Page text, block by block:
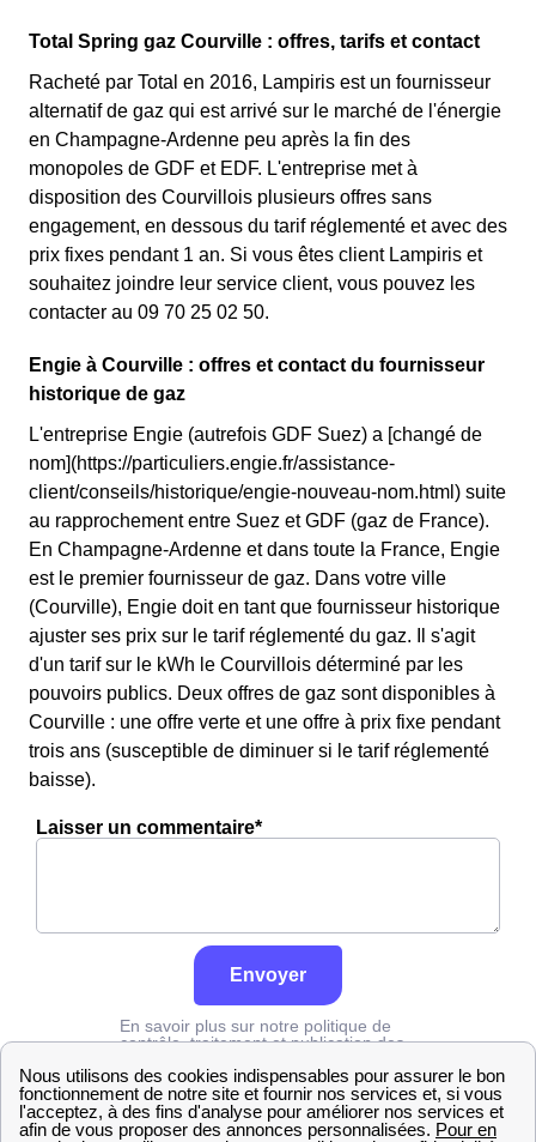
Total Spring gaz Courville : offres, tarifs et contact
Racheté par Total en 2016, Lampiris est un fournisseur
alternatif de gaz qui est arrivé sur le marché de l'énergie
en Champagne-Ardenne peu après la fin des
monopoles de GDF et EDF. L'entreprise met à
disposition des Courvillois plusieurs offres sans
engagement, en dessous du tarif réglementé et avec des
prix fixes pendant 1 an. Si vous êtes client Lampiris et
souhaitez joindre leur service client, vous pouvez les
contacter au 09 70 25 02 50.
Engie à Courville : offres et contact du fournisseur
historique de gaz
L'entreprise Engie (autrefois GDF Suez) a [changé de
nom](https://particuliers.engie.fr/assistance-
client/conseils/historique/engie-nouveau-nom.html) suite
au rapprochement entre Suez et GDF (gaz de France).
En Champagne-Ardenne et dans toute la France, Engie
est le premier fournisseur de gaz. Dans votre ville
(Courville), Engie doit en tant que fournisseur historique
ajuster ses prix sur le tarif réglementé du gaz. Il s'agit
d'un tarif sur le kWh le Courvillois déterminé par les
pouvoirs publics. Deux offres de gaz sont disponibles à
Courville : une offre verte et une offre à prix fixe pendant
trois ans (susceptible de diminuer si le tarif réglementé
baisse).
Laisser un commentaire*
Envoyer
En savoir plus sur notre politique de
contrôle, traitement et publication des
Engie Marne Courville